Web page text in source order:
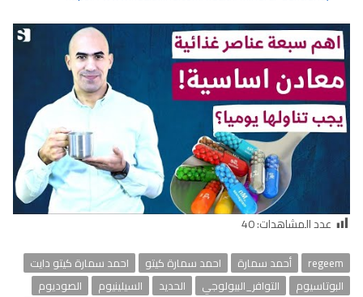
عدد المشاهدات:40
regeem أحمد سمارة احمد سمارة كيتو
احمد سمارة كيتو دايت
البوتاسيوم
التوافر_البيولوجي الحديد السيلينيوم
الصوديوم